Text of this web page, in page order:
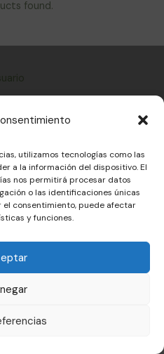
utilizamos tecnologías como las
a la información del dispositivo. El
nos permitirá procesar datos
o las identificaciones únicas
el consentimiento, puede afectar
y funciones.
found.
condiciones